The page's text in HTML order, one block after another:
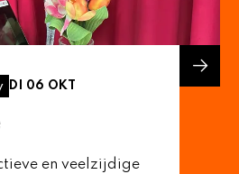
DI 06 OKT
en veelzijdige